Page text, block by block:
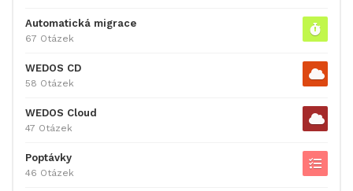
Automatická migrace
67 Otázek
WEDOS CD
58 Otázek
WEDOS Cloud
47 Otázek
Poptávky
46 Otázek